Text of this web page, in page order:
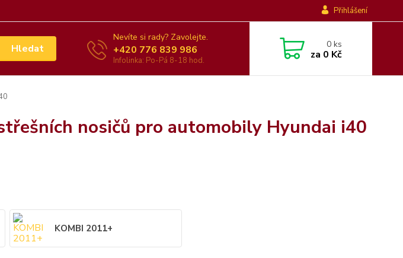
Přihlášení
Hledat
Nevíte si rady? Zavolejte.
+420 776 839 986
Infolinka: Po-Pá 8-18 hod.
0ks
za 0 Kč
nosičů pro automobily Hyundai i40
KOMBI 2011+